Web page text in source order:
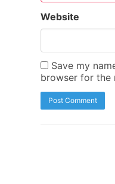
Website
Save my
browser for the